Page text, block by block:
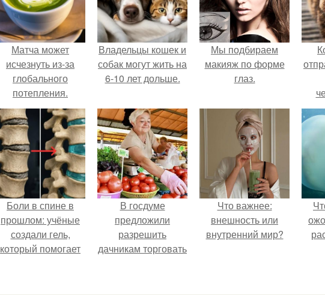
Матча может
исчезнуть из-за
глобального
потепления.
Владельцы кошек и
собак могут жить на
6-10 лет дольше.
Мы подбираем
макияж по форме
глаз.
Боли в спине в
прошлом: учёные
создали гель,
который помогает
диски.
В госдуме
предложили
разрешить
дачникам торговать
в людных местах.
Что важнее:
внешность или
внутренний мир?